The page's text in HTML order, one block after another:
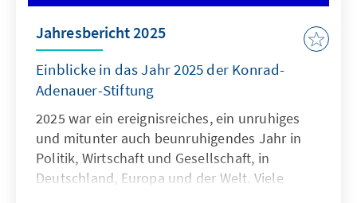
Jahresbericht 2025
Einblicke in das Jahr 2025 der Konrad-
Adenauer-Stiftung
2025 war ein ereignisreiches, ein unruhiges
und mitunter auch beunruhigendes Jahr in
Politik, Wirtschaft und Gesellschaft, in
Deutschland, Europa und der Welt. Viele